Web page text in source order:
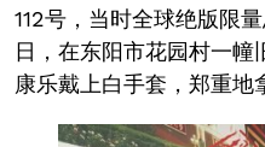
112号，当时全球绝版限
日，在东阳市花园村一
康乐戴上白手套，郑重地